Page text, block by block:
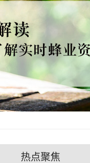
热点聚焦